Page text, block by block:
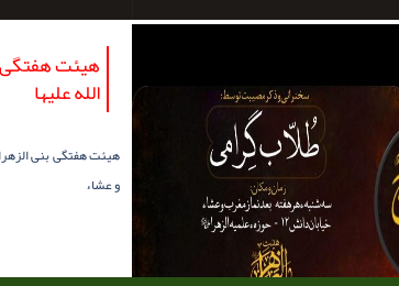
هیئت هفتگی
الله علیها
هیئت هفتگی بنی
و عشاء